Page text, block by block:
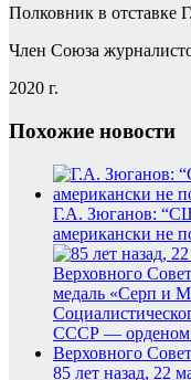
Полковник в отставке
Член Союза
2020 г.
Похожие новости
Г.А. Зюганов:
американски не
85 лет назад, 22